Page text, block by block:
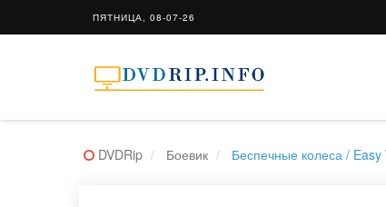
ПЯТНИЦА, 08-07-26
DVDRip Боевик Беспечные колеса / Easy